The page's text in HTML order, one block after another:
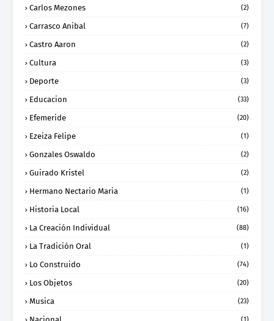
Carlos Mezones (2)
Carrasco Anibal (7)
Castro Aaron (2)
Cultura (3)
Deporte (3)
Educacion (33)
Efemeride (20)
Ezeiza Felipe (1)
Gonzales Oswaldo (2)
Guirado Kristel (2)
Hermano Nectario Maria (1)
Historia Local (16)
La Creación Individual (88)
La Tradición Oral (1)
Lo Construido (74)
Los Objetos (20)
Musica (23)
(1)